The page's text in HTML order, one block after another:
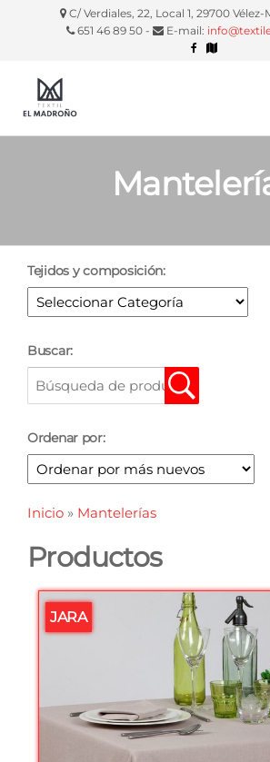
C/ Verdiales, 22, Local 1, 29700 Vélez-
651 46 89 50 -
E-mail:
Madroño
silla, etc.
Tejidos y composición:
Buscar:
Ordenar por:
Inicio » Mantelerías
Productos
JARA